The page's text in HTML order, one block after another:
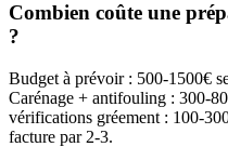
Combien coûte une
?
Budget à prévoir : 500-1500€
Carénage + antifouling : 300-
vérifications gréement : 100-
facture par 2-3.